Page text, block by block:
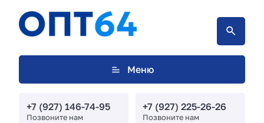
Меню
+7 (927) 146-74-95
Позвоните нам
+7 (927) 225-26-26
Позвоните нам